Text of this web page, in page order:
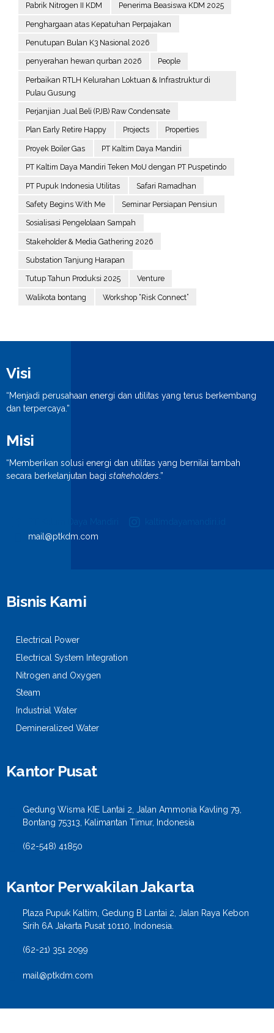
Pabrik Nitrogen II KDM Penerima Beasiswa KDM 2025
Penghargaan atas Kepatuhan Perpajakan
Penutupan Bulan K3 Nasional 2026
penyerahan hewan qurban 2026 People
Perbaikan RTLH Kelurahan Loktuan & Infrastruktur di
Pulau Gusung
Perjanjian Jual Beli (PJB) Raw Condensate
Plan Early Retire Happy Projects Properties
Proyek Boiler Gas PT Kaltim Daya Mandiri
PT Kaltim Daya Mandiri Teken MoU dengan PT Puspetindo
PT Pupuk Indonesia Utilitas Safari Ramadhan
Safety Begins With Me Seminar Persiapan Pensiun
Sosialisasi Pengelolaan Sampah
Stakeholder & Media Gathering 2026
Substation Tanjung Harapan
Tutup Tahun Produksi 2025 Venture
Walikota bontang Workshop “Risk Connect”
Visi
“Menjadi perusahaan energi dan utilitas yang terus berkembang
dan terpercaya.”
Misi
“Memberikan solusi energi dan utilitas yang bernilai tambah
secara berkelanjutan bagi stakeholders.”
mail@ptkdm.com
Bisnis Kami
Electrical Power
Electrical System Integration
Nitrogen and Oxygen
Steam
Industrial Water
Demineralized Water
Kantor Pusat
Gedung Wisma KIE Lantai 2, Jalan Ammonia Kavling 79,
Bontang 75313, Kalimantan Timur, Indonesia
(62-548) 41850
Kantor Perwakilan Jakarta
Plaza Pupuk Kaltim, Gedung B Lantai 2, Jalan Raya Kebon
Sirih 6A Jakarta Pusat 10110, Indonesia.
(62-21) 351 2099
mail@ptkdm.com